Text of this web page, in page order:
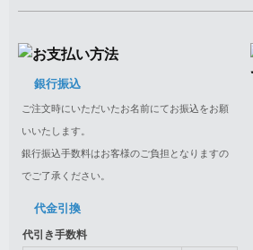
銀行振込
ご注文時にいただいたお名前にてお振込をお願
いいたします。
銀行振込手数料はお客様のご負担となりますの
でご了承ください。
代金引換
代引き手数料